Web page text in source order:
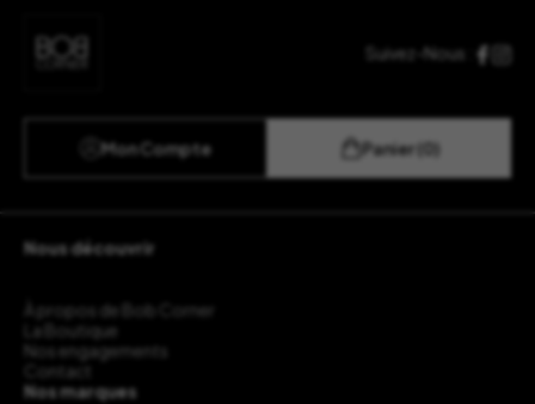
Suivez-Nous :
Mon Compte Panier (0)
Nous découvrir
À propos de Bob Corner
La Boutique
Nos engagements
Contact
Nos marques